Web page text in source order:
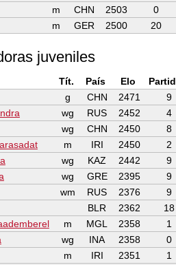
m CHN 2503
0
m GER 2500 20
juveniles
Tít. País Elo
g CHN 2471
9
wg RUS 2452
4
wg CHN 2450
8
m IRI 2450
2
wg KAZ 2442
9
wg GRE 2395
9
wm RUS 2376
9
BLR 2362
18
m MGL 2358
1
wg INA 2358
0
m IRI 2351
1